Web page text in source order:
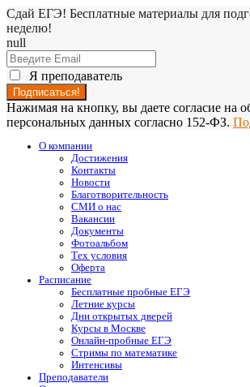
Сдай ЕГЭ! Бесплатные материалы для
неделю!
null
Я преподаватель
Нажимая на кнопку, вы даете согласие на
персональных данных согласно 152-ФЗ.
О компании
Достижения
Контакты
Новости
Благотворительность
СМИ о нас
Вакансии
Документы
Фотоальбом
Тех условия
Оферта
Расписание
Бесплатные пробные ЕГЭ
Летние курсы
Дни открытых дверей
Курсы в Москве
Онлайн-пробные ЕГЭ
Стримы по математике
Интенсивы
Преподаватели